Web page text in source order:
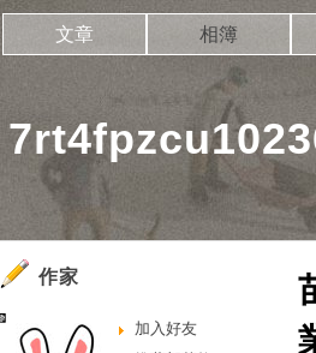
文章 相簿
作家
加入好友